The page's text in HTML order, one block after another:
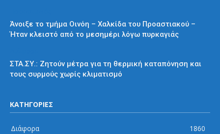
Άνοιξε το τμήμα Οινόη – Χαλκίδα του Προαστιακού –
Ήταν κλειστό από το μεσημέρι λόγω πυρκαγιάς
ΣΤΑ.ΣΥ.: Ζητούν μέτρα για τη θερμική καταπόνηση και
τους συρμούς χωρίς κλιματισμό
ΚΑΤΗΓΟΡΙΕΣ
Διάφορα
1860